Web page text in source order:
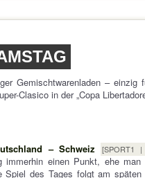
Gemischtwarenladen –
Clasico in der „Copa
– Schweiz
[SPORT1 |
immerhin einen Punkt, ehe
Spiel des Tages folgt am späten